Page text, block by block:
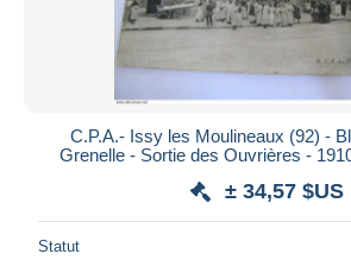
Virement bancaire
iDeal
C.P.A.- Issy les Moulineaux (92) -
Grenelle - Sortie des Ouvrières -
± 34,57 $US
Statut